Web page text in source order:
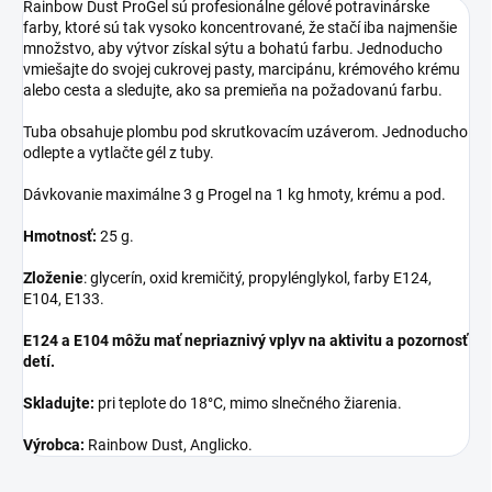
Rainbow Dust ProGel sú profesionálne gélové potravinárske
farby, ktoré sú tak vysoko koncentrované, že stačí iba najmenšie
množstvo, aby výtvor získal sýtu a bohatú farbu. Jednoducho
vmiešajte do svojej cukrovej pasty, marcipánu, krémového krému
alebo cesta a sledujte, ako sa premieňa na požadovanú farbu.
Tuba obsahuje plombu pod skrutkovacím uzáverom. Jednoducho
odlepte a vytlačte gél z tuby.
Dávkovanie maximálne 3 g Progel na 1 kg hmoty, krému a pod.
Hmotnosť: 25 g.
Zloženie: glycerín, oxid kremičitý, propylénglykol, farby E124,
E104, E133.
E124 a E104 môžu mať nepriaznivý vplyv na aktivitu a pozornosť
detí.
Skladujte: pri teplote do 18°C, mimo slnečného žiarenia.
Výrobca: Rainbow Dust, Anglicko.